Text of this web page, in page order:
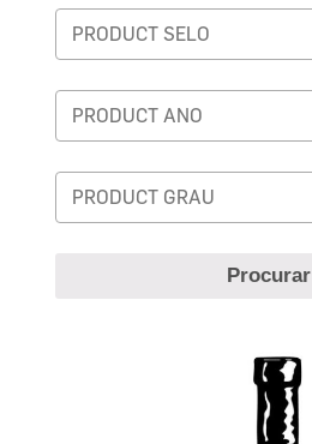
Procurar